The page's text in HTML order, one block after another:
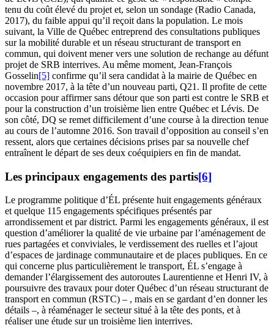
tenu du coût élevé du projet et, selon un sondage (Radio Canada,
2017), du faible appui qu’il reçoit dans la population. Le mois
suivant, la Ville de Québec entreprend des consultations publiques
sur la mobilité durable et un réseau structurant de transport en
commun, qui doivent mener vers une solution de rechange au défunt
projet de SRB interrives. Au même moment, Jean-François
Gosselin[5] confirme qu’il sera candidat à la mairie de Québec en
novembre 2017, à la tête d’un nouveau parti, Q21. Il profite de cette
occasion pour affirmer sans détour que son parti est contre le SRB et
pour la construction d’un troisième lien entre Québec et Lévis. De
son côté, DQ se remet difficilement d’une course à la direction tenue
au cours de l’automne 2016. Son travail d’opposition au conseil s’en
ressent, alors que certaines décisions prises par sa nouvelle chef
entraînent le départ de ses deux coéquipiers en fin de mandat.
Les principaux engagements des partis[6]
Le programme politique d’ÉL présente huit engagements généraux
et quelque 115 engagements spécifiques présentés par
arrondissement et par district. Parmi les engagements généraux, il est
question d’améliorer la qualité de vie urbaine par l’aménagement de
rues partagées et conviviales, le verdissement des ruelles et l’ajout
d’espaces de jardinage communautaire et de places publiques. En ce
qui concerne plus particulièrement le transport, ÉL s’engage à
demander l’élargissement des autoroutes Laurentienne et Henri IV, à
poursuivre des travaux pour doter Québec d’un réseau structurant de
transport en commun (RSTC) – , mais en se gardant d’en donner les
détails –, à réaménager le secteur situé à la tête des ponts, et à
réaliser une étude sur un troisième lien interrives.